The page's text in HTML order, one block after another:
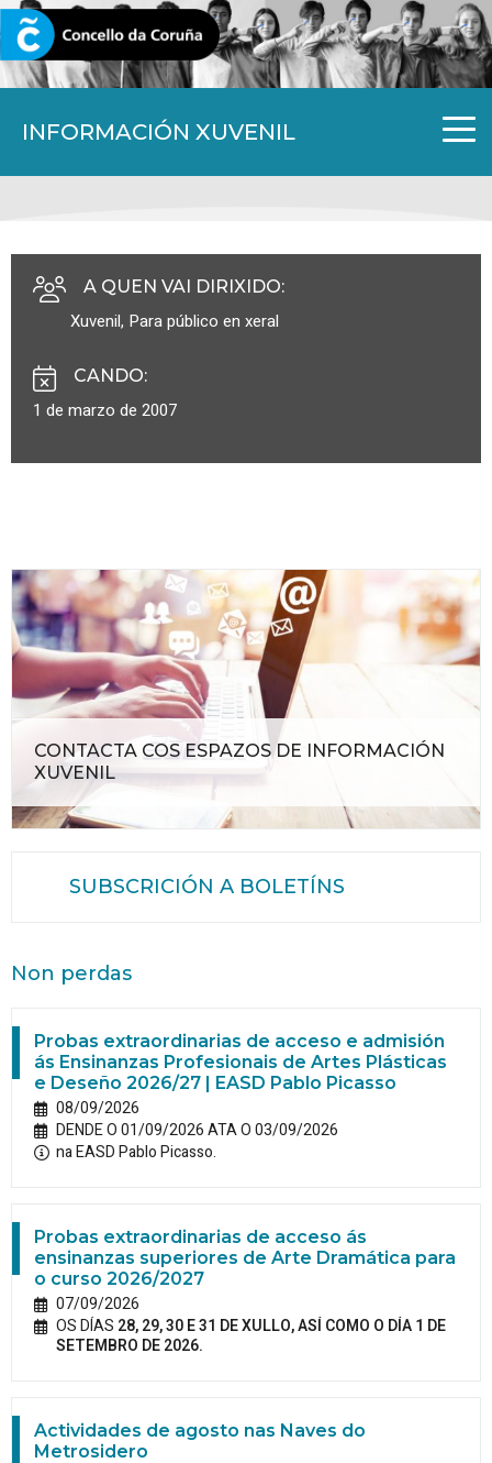
INFORMACIÓN XUVENIL
CORUNA.GAL
A QUEN VAI DIRIXIDO:
Xuvenil, Para público en xeral
CANDO:
1 de marzo de 2007
CONTACTA COS ESPAZOS DE INFORMACIÓN
XUVENIL
SUBSCRICIÓN A BOLETÍNS
Non perdas
Probas extraordinarias de acceso e admisión
ás Ensinanzas Profesionais de Artes Plásticas
e Deseño 2026/27 | EASD Pablo Picasso
08/09/2026
DENDE O 01/09/2026 ATA O 03/09/2026
na EASD Pablo Picasso.
Probas extraordinarias de acceso ás
ensinanzas superiores de Arte Dramática para
o curso 2026/2027
07/09/2026
OS DÍAS 28, 29, 30 E 31 DE XULLO, ASÍ COMO O DÍA 1 DE
SETEMBRO DE 2026.
Actividades de agosto nas Naves do
Metrosidero